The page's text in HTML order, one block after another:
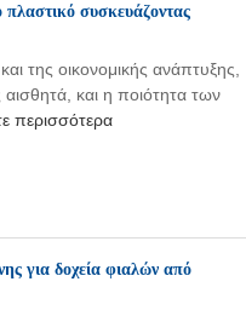
συσκευάζοντας
της οικονομικής ανάπτυξης,
και η ποιότητα των
περισσότερα
για δοχεία φιαλών από